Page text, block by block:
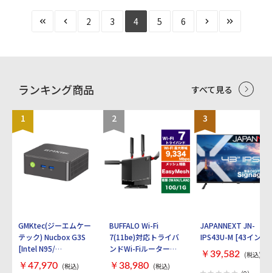
音と、広がりを感じるプレミアムサウンド
を実現。 ■NTTが開発した、音漏れ抑制
PSZ技術搭載。 独自のPSZ（パーソナライ
囲の音や状況に気づける。 外音が自然に
聴こえるオープンイヤー型だから、周囲の
防水性能を備え、アウトドアにも安心。
■イヤホンを着けたまま家族やペットと会
話できる。 耳をふさがないから、家族な
どの呼びかけにも気づける。イヤホンを着
けたままでも会話ができる。 ■オンライ
ン会議に最適。長時間ストレスフリー。
音漏れ抑制のPSZ技術を搭載で、オフィス
や静かな場所でも気兼ねなく使える。もち
ろんマイク搭載。 耳への圧迫感もなく、
2 3 4 5 6
ランキング商品 すべて見る
1
GMKtec(ジーエムケー
テック) Nucbox G3S
[Intel N95/
RAM:16GB/
￥47,970 (税込)
2
BUFFALO Wi-Fi
7(11be)対応トライバ
ンドWi-Fiルーター
AirStation
￥38,980 (税込)
3
JAPANNEXT JN-
IPS43U-M [43インチ]
￥39,582 (税込)